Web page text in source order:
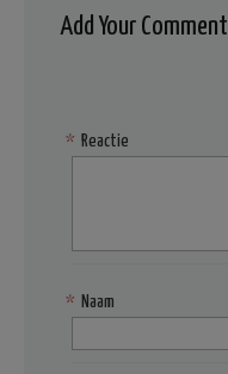
Add Your Comment
Reactie
*
Naam
*